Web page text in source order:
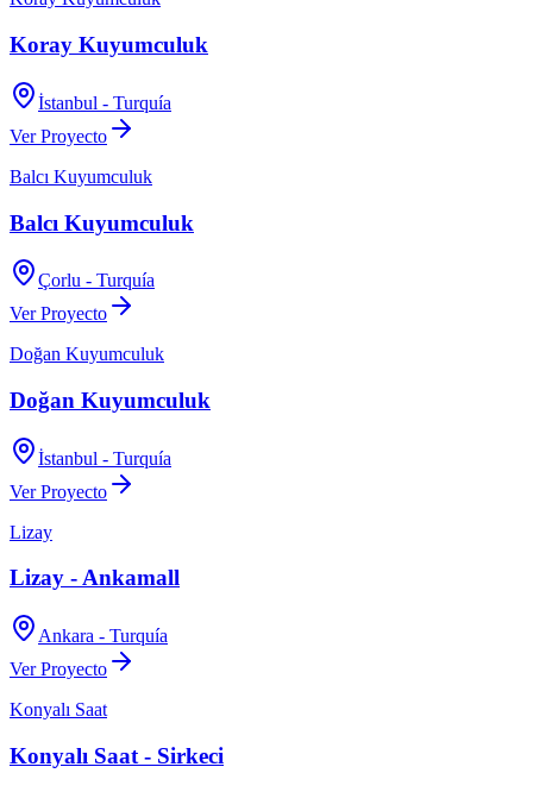
Koray Kuyumculuk
İstanbul - Turquía
Ver Proyecto
Balcı Kuyumculuk
Balcı Kuyumculuk
Çorlu - Turquía
Ver Proyecto
Doğan Kuyumculuk
Doğan Kuyumculuk
İstanbul - Turquía
Ver Proyecto
Lizay
Lizay - Ankamall
Ankara - Turquía
Ver Proyecto
Konyalı Saat
Konyalı Saat - Sirkeci